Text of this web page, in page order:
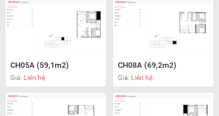
CH05A (59,1m2)
Giá: Liên hệ
CH08A (69,2m2)
Giá: Liên hệ